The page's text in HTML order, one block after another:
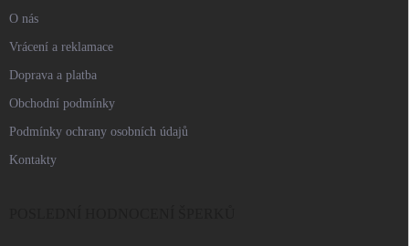
O nás
Vrácení a reklamace
Doprava a platba
Obchodní podmínky
Podmínky ochrany osobních údajů
Kontakty